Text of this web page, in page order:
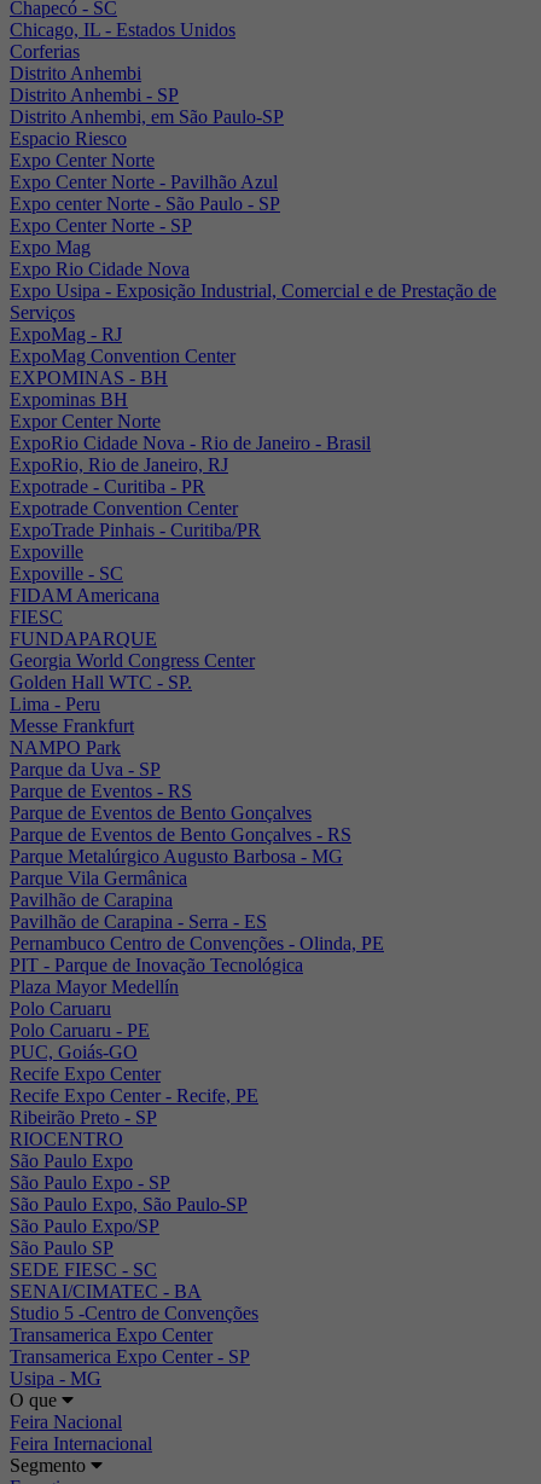
Chapecó - SC
Chicago, IL - Estados Unidos
Corferias
Distrito Anhembi
Distrito Anhembi - SP
Distrito Anhembi, em São Paulo-SP
Espacio Riesco
Expo Center Norte
Expo Center Norte - Pavilhão Azul
Expo center Norte - São Paulo - SP
Expo Center Norte - SP
Expo Mag
Expo Rio Cidade Nova
Expo Usipa - Exposição Industrial, Comercial e de Prestação de
Serviços
ExpoMag - RJ
ExpoMag Convention Center
EXPOMINAS - BH
Expominas BH
Expor Center Norte
ExpoRio Cidade Nova - Rio de Janeiro - Brasil
ExpoRio, Rio de Janeiro, RJ
Expotrade - Curitiba - PR
Expotrade Convention Center
ExpoTrade Pinhais - Curitiba/PR
Expoville
Expoville - SC
FIDAM Americana
FIESC
FUNDAPARQUE
Georgia World Congress Center
Golden Hall WTC - SP.
Lima - Peru
Messe Frankfurt
NAMPO Park
Parque da Uva - SP
Parque de Eventos - RS
Parque de Eventos de Bento Gonçalves
Parque de Eventos de Bento Gonçalves - RS
Parque Metalúrgico Augusto Barbosa - MG
Parque Vila Germânica
Pavilhão de Carapina
Pavilhão de Carapina - Serra - ES
Pernambuco Centro de Convenções - Olinda, PE
PIT - Parque de Inovação Tecnológica
Plaza Mayor Medellín
Polo Caruaru
Polo Caruaru - PE
PUC, Goiás-GO
Recife Expo Center
Recife Expo Center - Recife, PE
Ribeirão Preto - SP
RIOCENTRO
São Paulo Expo
São Paulo Expo - SP
São Paulo Expo, São Paulo-SP
São Paulo Expo/SP
São Paulo SP
SEDE FIESC - SC
SENAI/CIMATEC - BA
Studio 5 -Centro de Convenções
Transamerica Expo Center
Transamerica Expo Center - SP
Usipa - MG
O que
Feira Nacional
Feira Internacional
Segmento